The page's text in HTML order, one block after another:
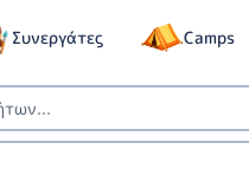
Συνεργάτες Camps